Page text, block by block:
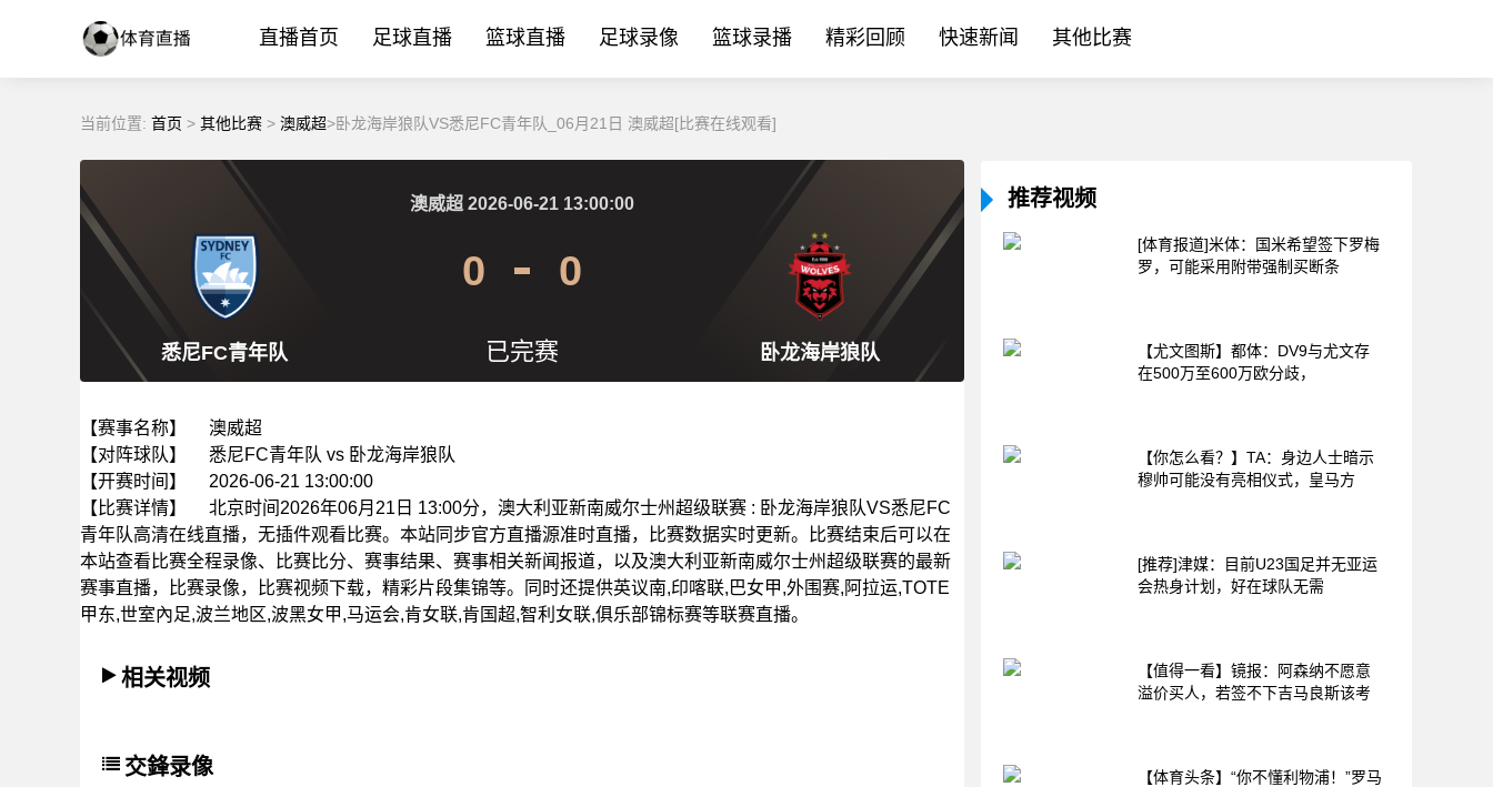
直播首页 足球直播 篮球直播 足球录像 篮球录播 精彩回顾 快速新闻 其他比赛
当前位置: 首页 > 其他比赛 > 澳威超>卧龙海岸狼队VS悉尼FC青年队_06月21日 澳威超[比赛在线观看]
悉尼FC青年队 卧龙海岸狼队
澳威超 2026-06-21 13:00:00
0 0
已完赛
【赛事名称】
澳威超
【对阵球队】
悉尼FC青年队 vs 卧龙海岸狼队
【开赛时间】
2026-06-21 13:00:00
【比赛详情】
北京时间2026年06月21日 13:00分，澳大利亚新南威尔士州超级联赛 : 卧龙海岸狼队VS悉尼FC
青年队高清在线直播，无插件观看比赛。本站同步官方直播源准时直播，比赛数据实时更新。比赛结束后可以在
本站查看比赛全程录像、比赛比分、赛事结果、赛事相关新闻报道，以及澳大利亚新南威尔士州超级联赛的最新
赛事直播，比赛录像，比赛视频下载，精彩片段集锦等。同时还提供英议南,印喀联,巴女甲,外围赛,阿拉运,TOTE
甲东,世室內足,波兰地区,波黑女甲,马运会,肯女联,肯国超,智利女联,俱乐部锦标赛等联赛直播。
相关视频
交鋒录像
推荐视频
[体育报道]米体：国米希望签下罗梅
罗，可能采用附带强制买断条
【尤文图斯】都体：DV9与尤文存
在500万至600万欧分歧，
【你怎么看？】TA：身边人士暗示
穆帅可能没有亮相仪式，皇马方
[推荐]津媒：目前U23国足并无亚运
会热身计划，好在球队无需
【值得一看】镜报：阿森纳不愿意
溢价买人，若签不下吉马良斯该考
【体育头条】“你不懂利物浦！”罗马